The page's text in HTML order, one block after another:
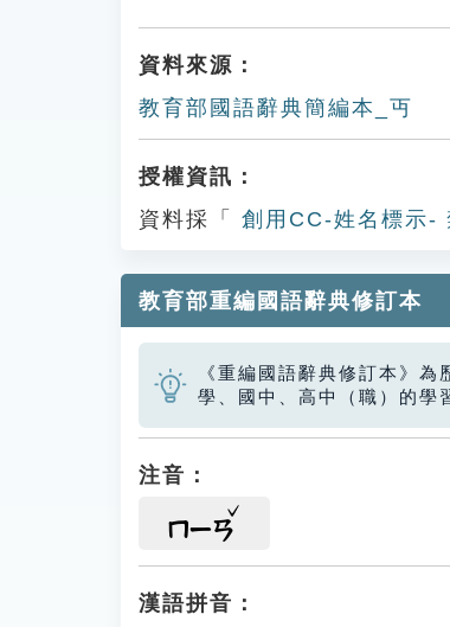
資料來源：
教育部國語辭典簡編本_丏
授權資訊：
資料採「
創用CC-姓名標示-
教育部重編國語辭典修訂本
《重編國語辭典修訂本》
學、國中、高中（職）的學
注音：
ㄇㄧㄢ
漢語拼音：